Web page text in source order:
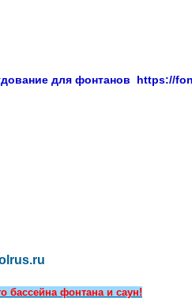
для фонтанов https://
бассейна фонтана и саун!